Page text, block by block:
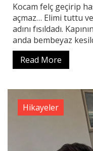
Kocam felç geçirip
açmaz… Elimi tuttu
adını fısıldadı.
anda bembeyaz
Read More
Hikayeler